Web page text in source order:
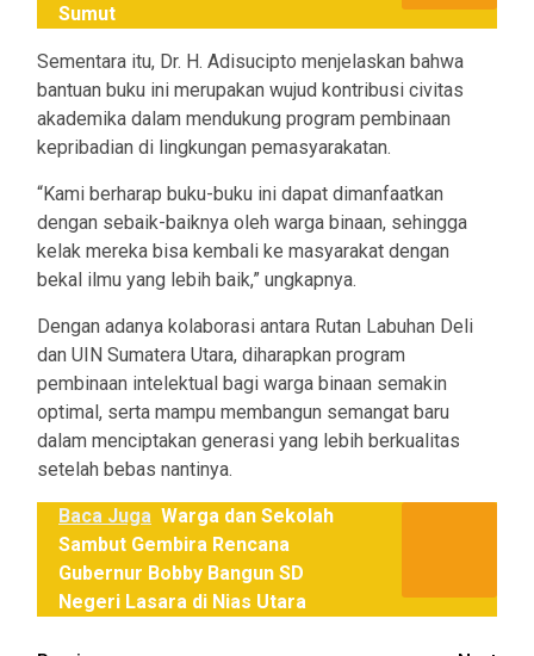
Sumut
Sementara itu, Dr. H. Adisucipto menjelaskan bahwa
bantuan buku ini merupakan wujud kontribusi civitas
akademika dalam mendukung program pembinaan
kepribadian di lingkungan pemasyarakatan.
“Kami berharap buku-buku ini dapat dimanfaatkan
dengan sebaik-baiknya oleh warga binaan, sehingga
kelak mereka bisa kembali ke masyarakat dengan
bekal ilmu yang lebih baik,” ungkapnya.
Dengan adanya kolaborasi antara Rutan Labuhan Deli
dan UIN Sumatera Utara, diharapkan program
pembinaan intelektual bagi warga binaan semakin
optimal, serta mampu membangun semangat baru
dalam menciptakan generasi yang lebih berkualitas
setelah bebas nantinya.
Baca Juga Warga dan Sekolah
Sambut Gembira Rencana
Gubernur Bobby Bangun SD
Negeri Lasara di Nias Utara